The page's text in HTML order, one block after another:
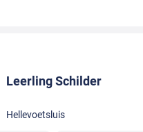
Leerling Schilder
Hellevoetsluis